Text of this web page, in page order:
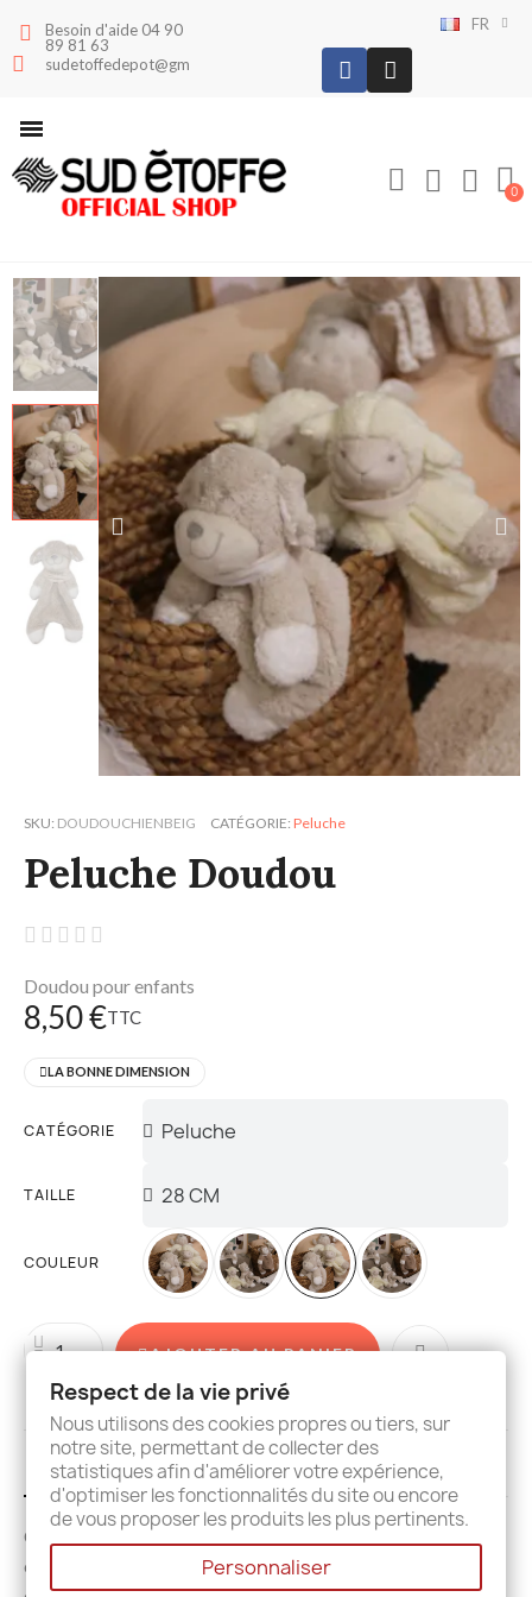
Besoin d'aide 04 90
89 81 63
sudetoffedepot@gmail.com
FR
SKU DOUDOUCHIENBEIG CATÉGORIE Peluche
Peluche Doudou
    
Doudou pour enfants
8,50 €TTC
LA BONNE DIMENSION
CATÉGORIE
TAILLE
COULEUR
AJOUTER AU PANIER
Description Details Avis
Ce joli doudou plat et tout doux plaira à coup sûr à vos
enfants. Il existe en 5 animaux différents: mouton, lapin,
Respect de la vie privé
Nous utilisons des cookies propres ou tiers, sur
notre site, permettant de collecter des
statistiques afin d'améliorer votre expérience,
d'optimiser les fonctionnalités du site ou encore
de vous proposer les produits les plus pertinents.
Personnaliser